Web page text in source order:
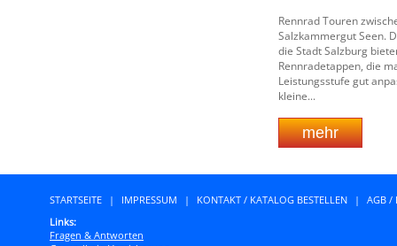
Rennrad Touren
Salzkammergut Seen.
die Stadt Salzburg
Rennradetappen, die
Leistungsstufe gut
kleine...
STARTSEITE | IMPRESSUM | KONTAKT / KATALOG BESTELLEN |
AGB /
Links:
Fragen & Antworten